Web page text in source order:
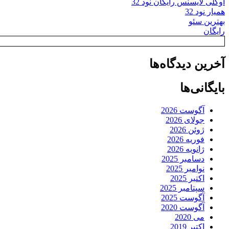
همیار نود 32
بهترین سئو
رایگان
آخرین دیدگاه‌ها
بایگانی‌ها
آگوست 2026
جولای 2026
ژوئن 2026
فوریه 2026
ژانویه 2026
دسامبر 2025
نوامبر 2025
اکتبر 2025
سپتامبر 2025
آگوست 2025
آگوست 2020
می 2020
اکتبر 2019